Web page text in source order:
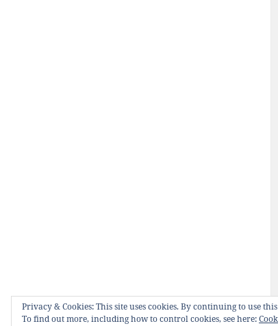
Privacy & Cookies: This site uses cookies. By continuing to use
To find out more, including how to control cookies, see here: